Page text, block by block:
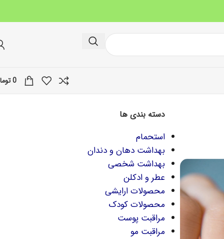
0
دسته بندی ها
استحمام
بهداشت دهان و دندان
بهداشت شخصی
عطر و ادکلن
محصولات ارایشی
محصولات کودک
مراقبت پوست
مراقبت مو